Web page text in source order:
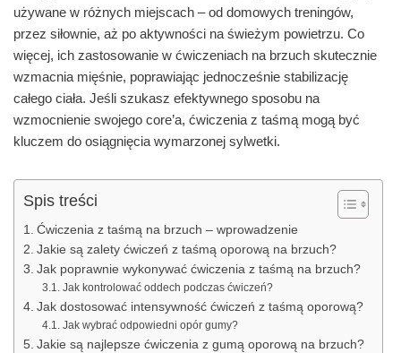
używane w różnych miejscach – od domowych treningów,
przez siłownie, aż po aktywności na świeżym powietrzu. Co
więcej, ich zastosowanie w ćwiczeniach na brzuch skutecznie
wzmacnia mięśnie, poprawiając jednocześnie stabilizację
całego ciała. Jeśli szukasz efektywnego sposobu na
wzmocnienie swojego core’a, ćwiczenia z taśmą mogą być
kluczem do osiągnięcia wymarzonej sylwetki.
Spis treści
Ćwiczenia z taśmą na brzuch – wprowadzenie
Jakie są zalety ćwiczeń z taśmą oporową na brzuch?
Jak poprawnie wykonywać ćwiczenia z taśmą na brzuch?
Jak kontrolować oddech podczas ćwiczeń?
Jak dostosować intensywność ćwiczeń z taśmą oporową?
Jak wybrać odpowiedni opór gumy?
Jakie są najlepsze ćwiczenia z gumą oporową na brzuch?